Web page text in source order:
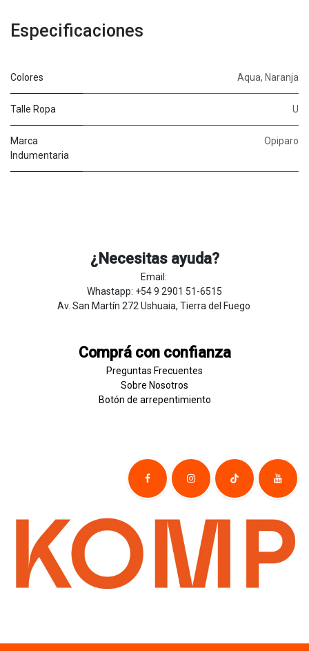
Especificaciones
Colores Aqua, Naranja
Talle Ropa U
Marca
Indumentaria
Opiparo
¿Necesitas ayuda?
Email:
Whastapp: +54 9 2901 51-6515
Av. San Martín 272 Ushuaia, Tierra del Fuego
Comprá con confianza
Preguntas Frecuentes
Sobre Nosotros
Botón de ​arrepentim​​​iento